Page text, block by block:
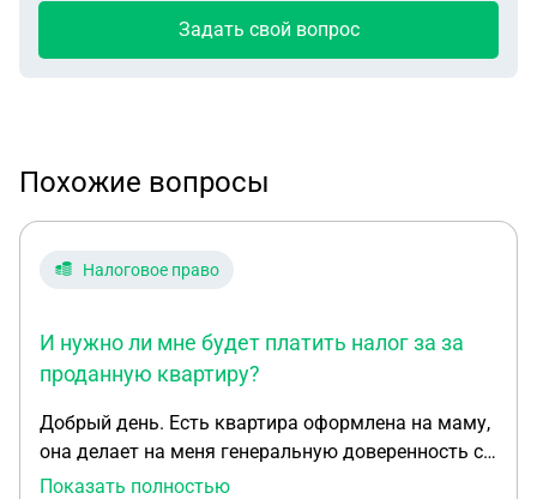
Задать свой вопрос
Похожие вопросы
Налоговое право
И нужно ли мне будет платить налог за за
проданную квартиру?
Добрый день. Есть квартира оформлена на маму,
она делает на меня генеральную доверенность с
полным правом распоряжения недвижимостью и
Показать полностью